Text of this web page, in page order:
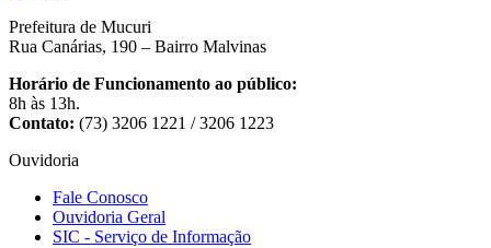
Prefeitura de Mucuri
Rua Canárias, 190 – Bairro Malvinas
Horário de Funcionamento ao público:
8h às 13h.
Contato: (73) 3206 1221 / 3206 1223
Ouvidoria
Fale Conosco
Ouvidoria Geral
SIC - Serviço de Informação